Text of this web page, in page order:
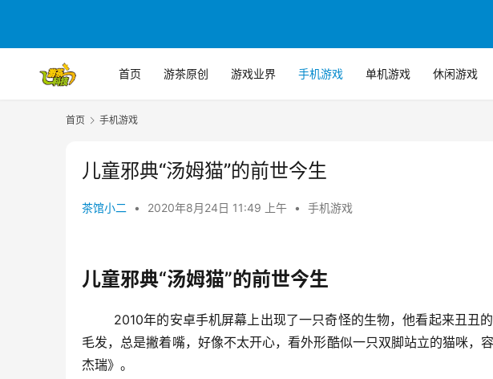
首页 游茶原创 游戏业界 手机游戏 单机游戏 休闲游戏
首页 手机游戏
儿童邪典“汤姆猫”的前世今生
茶馆小二 • 2020年8月24日 11:49 上午 • 手机游戏
儿童邪典“汤姆猫”的前世今生
毛发，总是撇着嘴，好像不太开心，看外形酷似一只双脚站立的猫咪，
杰瑞》。